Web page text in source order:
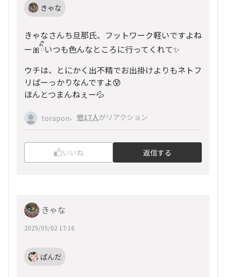
きゃな
きゃなさんち旦那氏、フットワーク軽いですよね
ー🎀ིྀいつも色んなところに行ってくれて✨
ウチは、とにかく出不精でお出掛けよりもネトフ
リばーっかりなんですよ😰
ほんとつまんねぇー💦
torapon、 他17人がリアクション
いいね 返信する
きゃな
2025/05/02 17:16
ぱんだ